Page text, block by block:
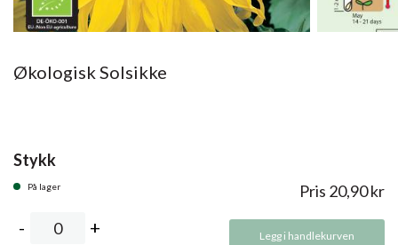
Økologisk Solsikke
Stykk
På lager Pris 20,90kr
Legg i handlekurven